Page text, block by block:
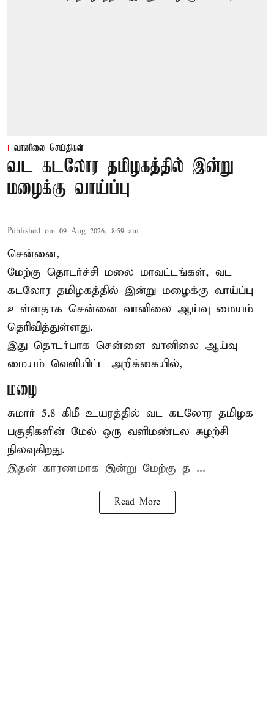
வானிலை செய்திகள்
வட கடலோர தமிழகத்தில் இன்று
மழைக்கு வாய்ப்பு
Published on: 09 Aug 2026, 8:59 am
சென்னை,
மேற்கு தொடர்ச்சி மலை மாவட்டங்கள், வட
கடலோர தமிழகத்தில் இன்று மழைக்கு வாய்ப்பு
உள்ளதாக சென்னை வானிலை ஆய்வு மையம்
தெரிவித்துள்ளது.
இது தொடர்பாக சென்னை வானிலை ஆய்வு
மையம் வெளியிட்ட அறிக்கையில்,
மழை
சுமார் 5.8 கிமீ உயரத்தில் வட கடலோர தமிழக
பகுதிகளின் மேல் ஒரு வளிமண்டல சுழற்சி
நிலவுகிறது.
இதன் காரணமாக இன்று மேற்கு த ...
Read More